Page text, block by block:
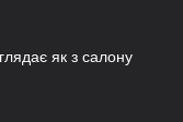
як з салону